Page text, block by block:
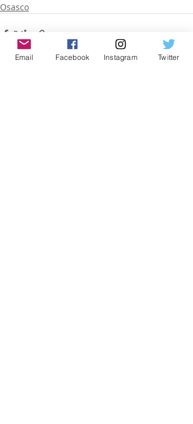
Osasco
Email Facebook Instagram Twitter